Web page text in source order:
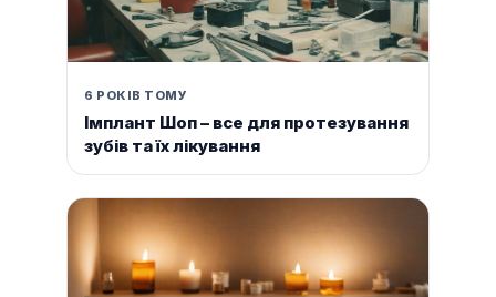
6 РОКІВ ТОМУ
Імплант Шоп – все для протезування
зубів та їх лікування